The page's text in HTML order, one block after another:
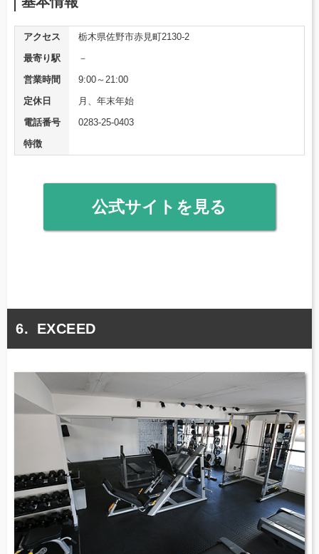
アクセス
栃木県佐野市赤見町2130-2
最寄り駅
－
営業時間
9:00～21:00
定休日
月、年末年始
電話番号
0283-25-0403
特徴
公式サイトを見る
EXCEED